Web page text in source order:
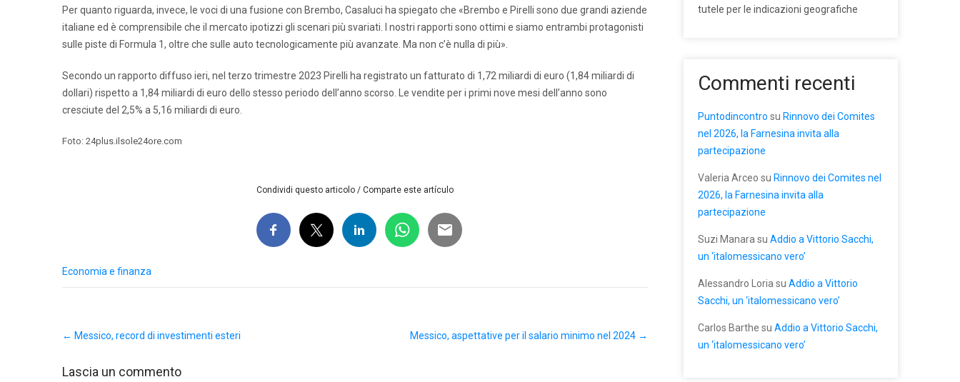
Per quanto riguarda, invece, le voci di una fusione con Brembo, Casaluci ha spiegato che «Brembo e Pirelli sono due grandi aziende
italiane ed è comprensibile che il mercato ipotizzi gli scenari più svariati. I nostri rapporti sono ottimi e siamo entrambi protagonisti
sulle piste di Formula 1, oltre che sulle auto tecnologicamente più avanzate. Ma non c’è nulla di più».
Secondo un rapporto diffuso ieri, nel terzo trimestre 2023 Pirelli ha registrato un fatturato di 1,72 miliardi di euro (1,84 miliardi di
dollari) rispetto a 1,84 miliardi di euro dello stesso periodo dell’anno scorso. Le vendite per i primi nove mesi dell’anno sono
cresciute del 2,5% a 5,16 miliardi di euro.
Foto: 24plus.ilsole24ore.com
Condividi questo articolo / Comparte este artículo
Economia e finanza
navigation
← Messico, record di investimenti esteri Messico, aspettative per il salario minimo nel 2024 →
Lascia un commento
tutele per le indicazioni geografiche
Commenti recenti
Puntodincontro su Rinnovo dei Comites
nel 2026, la Farnesina invita alla
partecipazione
Valeria Arceo su Rinnovo dei Comites nel
2026, la Farnesina invita alla
partecipazione
Suzi Manara su Addio a Vittorio Sacchi,
un ‘italomessicano vero’
Alessandro Loria su Addio a Vittorio
Sacchi, un ‘italomessicano vero’
Carlos Barthe su Addio a Vittorio Sacchi,
un ‘italomessicano vero’